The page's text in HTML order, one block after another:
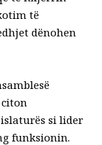
të
dënohen
si lider
funksionin.